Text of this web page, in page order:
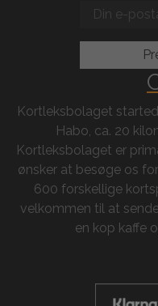
Kortleksbolaget
Habo, ca. 20
Kortleksbolaget er
ønsker at besøge os
600 forskellige
velkommen til at
en kop kaffe